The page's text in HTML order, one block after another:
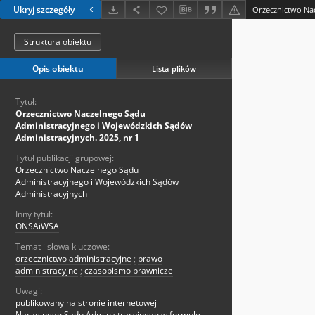
Ukryj szczegóły
Struktura obiektu
Opis obiektu Lista plików
Tytuł:
Orzecznictwo Naczelnego Sądu
Administracyjnego i Wojewódzkich Sądów
Administracyjnych. 2025, nr 1
Tytuł publikacji grupowej:
Orzecznictwo Naczelnego Sądu
Administracyjnego i Wojewódzkich Sądów
Administracyjnych
Inny tytuł:
ONSAiWSA
Temat i słowa kluczowe:
orzecznictwo administracyjne ; prawo
administracyjne ; czasopismo prawnicze
Uwagi:
publikowany na stronie internetowej